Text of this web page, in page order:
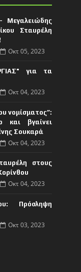
Μεγαλειώδης
Σταυρέλη
Οκτ 05, 2023
για τα
Οκτ 04, 2023
νομίσματος”:
και βγαίνει
Σουκαρά
Οκτ 04, 2023
στους
Οκτ 04, 2023
Πρόσληψη
Οκτ 03, 2023